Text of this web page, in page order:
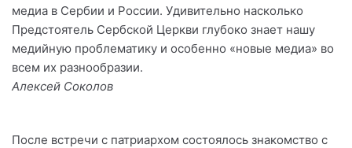
медиа в Сербии и России. Удивительно насколько
Предстоятель Сербской Церкви глубоко знает нашу
медийную проблематику и особенно «новые медиа» во
всем их разнообразии.
Алексей Соколов
После встречи с патриархом состоялось знакомство с